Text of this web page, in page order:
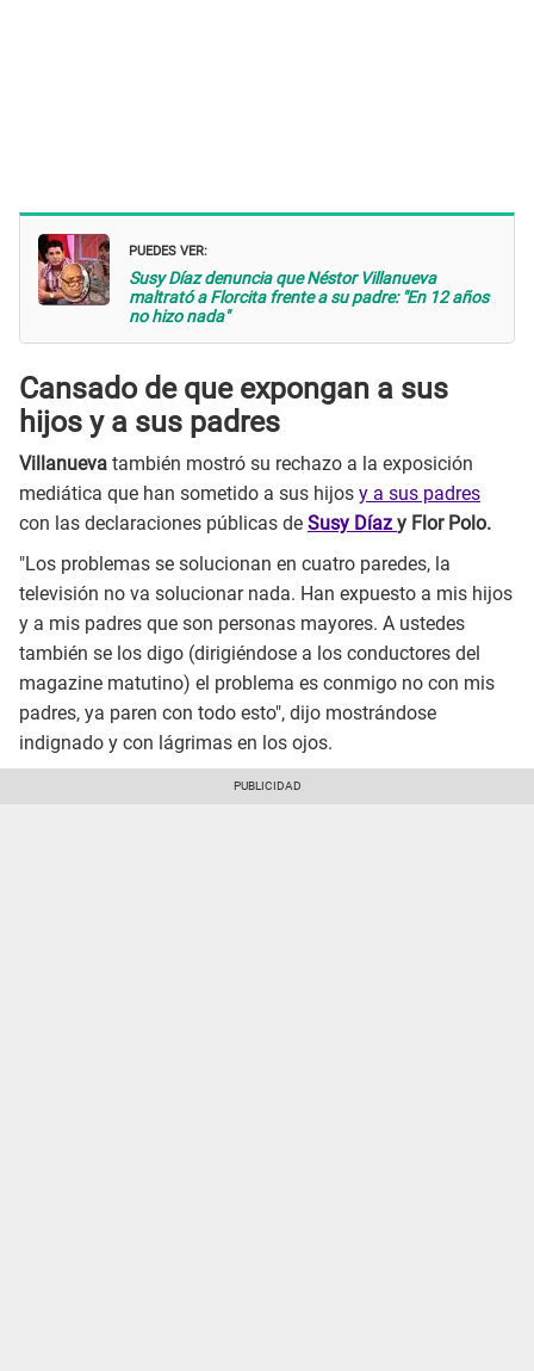
PUEDES VER:
Susy Díaz denuncia que Néstor Villanueva
maltrató a Florcita frente a su padre: "En 12 años
no hizo nada"
Cansado de que expongan a sus
hijos y a sus padres
Villanueva también mostró su rechazo a la exposición
mediática que han sometido a sus hijos y a sus padres
con las declaraciones públicas de Susy Díaz y Flor Polo.
"Los problemas se solucionan en cuatro paredes, la
televisión no va solucionar nada. Han expuesto a mis hijos
y a mis padres que son personas mayores. A ustedes
también se los digo (dirigiéndose a los conductores del
magazine matutino) el problema es conmigo no con mis
padres, ya paren con todo esto", dijo mostrándose
indignado y con lágrimas en los ojos.